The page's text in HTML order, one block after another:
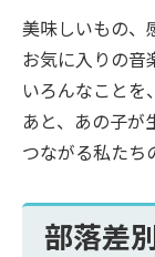
美味しいもの、
お気に入りの音
いろんなことを
あと、あの子
つながる私たち
部落差